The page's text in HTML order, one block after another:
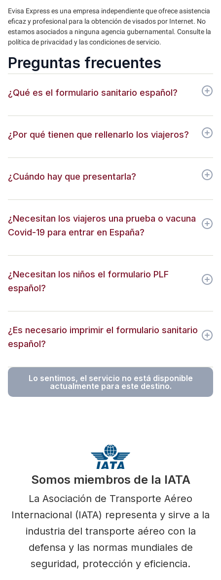
Evisa Express es una empresa independiente que ofrece asistencia
eficaz y profesional para la obtención de visados por Internet. No
estamos asociados a ninguna agencia gubernamental. Consulte la
política de privacidad y las condiciones de servicio.
Preguntas frecuentes
¿Qué es el formulario sanitario español?
¿Por qué tienen que rellenarlo los viajeros?
¿Cuándo hay que presentarla?
¿Necesitan los viajeros una prueba o vacuna
Covid-19 para entrar en España?
¿Necesitan los niños el formulario PLF
español?
¿Es necesario imprimir el formulario sanitario
español?
Lo sentimos, el servicio no está disponible
actualmente para este destino.
Somos miembros de la IATA
La Asociación de Transporte Aéreo
Internacional (IATA) representa y sirve a la
industria del transporte aéreo con la
defensa y las normas mundiales de
seguridad, protección y eficiencia.